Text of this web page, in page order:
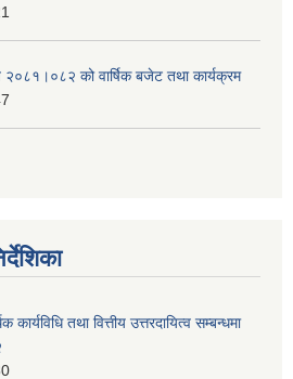
२०८१।०८२ को वार्षिक बजेट तथा कार्यक्रम
कार्यविधि तथा वित्तीय उत्तरदायित्व सम्बन्धमा